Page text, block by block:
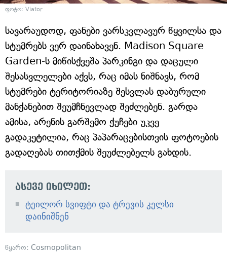
ფოტო: Viator
სავარაუდოდ, ფანები ვარსკვლავურ წყვილსა და
სტუმრებს ვერ დაინახავენ. Madison Square
Garden-ს მიწისქვეშა პარკინგი და დაცული
შესასვლელები აქვს, რაც იმას ნიშნავს, რომ
სტუმრები ტერიტორიაზე შესვლას დაბურული
მანქანებით შეუმჩნევლად შეძლებენ. გარდა
ამისა, არენის გარშემო ქუჩები უკვე
გადაკეტილია, რაც პაპარაცებისთვის ფოტოების
გადაღებას თითქმის შეუძლებელს გახდის.
ასევე იხილეთ:
ტეილორ სვიფტი და ტრევის კელსი
დაინიშნენ
წყარო: Cosmopolitan